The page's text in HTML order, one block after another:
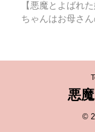
【悪魔とよばれ
ちゃんはお母さ
悪
©